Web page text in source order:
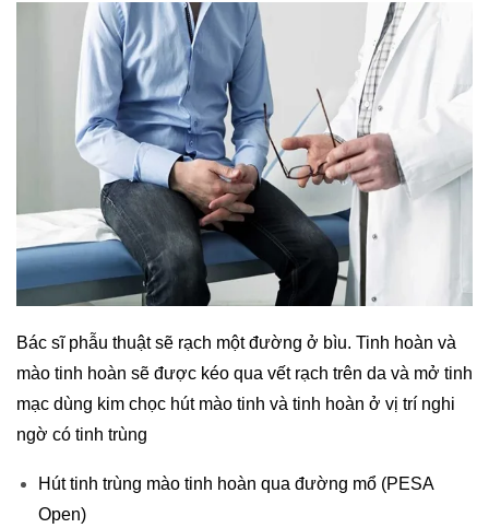
Bác sĩ phẫu thuật sẽ rạch một đường ở bìu. Tinh hoàn và
mào tinh hoàn sẽ được kéo qua vết rạch trên da và mở tinh
mạc dùng kim chọc hút mào tinh và tinh hoàn ở vị trí nghi
ngờ có tinh trùng
Hút tinh trùng mào tinh hoàn qua đường mổ (PESA
Open)